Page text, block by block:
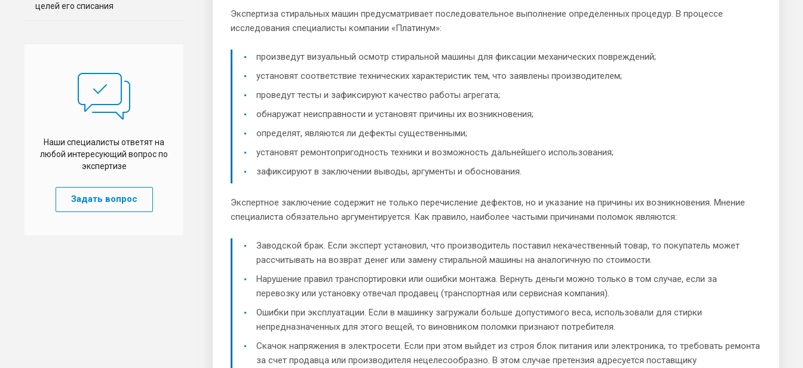
Экспертиза стиральных машин предусматривает последовательное выполнение определенных процедур. В процессе
исследования специалисты компании «Платинум»:
произведут визуальный осмотр стиральной машины для фиксации механических повреждений;
установят соответствие технических характеристик тем, что заявлены производителем;
проведут тесты и зафиксируют качество работы агрегата;
обнаружат неисправности и установят причины их возникновения;
определят, являются ли дефекты существенными;
установят ремонтопригодность техники и возможность дальнейшего использования;
зафиксируют в заключении выводы, аргументы и обоснования.
Экспертное заключение содержит не только перечисление дефектов, но и указание на причины их возникновения. Мнение
специалиста обязательно аргументируется. Как правило, наиболее частыми причинами поломок являются:
Заводской брак. Если эксперт установил, что производитель поставил некачественный товар, то покупатель может
рассчитывать на возврат денег или замену стиральной машины на аналогичную по стоимости.
Нарушение правил транспортировки или ошибки монтажа. Вернуть деньги можно только в том случае, если за
перевозку или установку отвечал продавец (транспортная или сервисная компания).
Ошибки при эксплуатации. Если в машинку загружали больше допустимого веса, использовали для стирки
непредназначенных для этого вещей, то виновником поломки признают потребителя.
Скачок напряжения в электросети. Если при этом выйдет из строя блок питания или электроника, то требовать ремонта
за счет продавца или производителя нецелесообразно. В этом случае претензия адресуется поставщику
целей его списания
Наши специалисты ответят на
любой интересующий вопрос по
экспертизе
Задать вопрос